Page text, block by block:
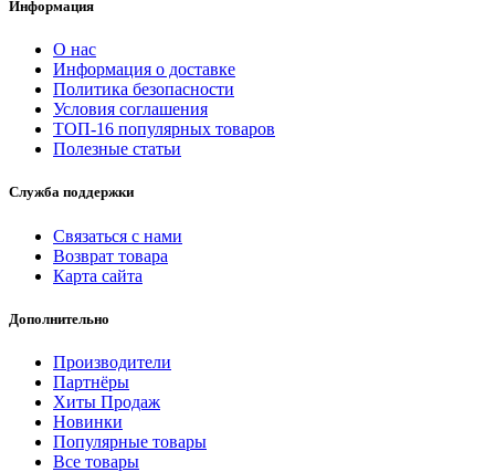
Информация
О нас
Информация о доставке
Политика безопасности
Условия соглашения
ТОП-16 популярных товаров
Полезные статьи
Служба поддержки
Связаться с нами
Возврат товара
Карта сайта
Дополнительно
Производители
Партнёры
Хиты Продаж
Новинки
Популярные товары
Все товары